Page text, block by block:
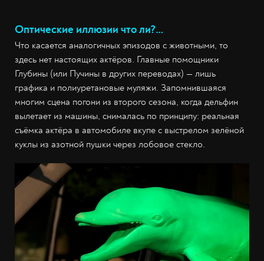
Оптические иллюзии что ли?…
Что касается аналогичных эпизодов с животными, то
здесь нет настоящих актёров. Главные помощники
Глубины (или Пучины в других переводах) — лишь
графика и полиуретановые муляжи. Запомнившаяся
многим сцена погони из второго сезона, когда дельфин
вылетает из машины, снималась по принципу: реальная
съёмка актёра в автомобиле вкупе с выстрелом зелёной
куклы из азотной пушки через лобовое стекло.